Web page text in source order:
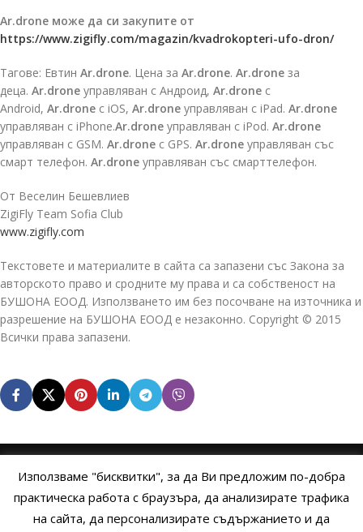
Ar.drone може да си закупите от
https://www.zigifly.com/magazin/kvadrokopteri-ufo-dron/
Тагове: Евтин Ar.drone. Цена за Ar.drone. Ar.drone за
деца. Ar.drone управляван с Андроид, Ar.drone с
Android, Ar.drone с iOS, Ar.drone управляван с iPad. Ar.drone
управляван с iPhone.Ar.drone управляван с iPod. Ar.drone
управляван с GSM. Ar.drone с GPS. Ar.drone управляван със
смарт телефон. Ar.drone управляван със смарттелефон.
От Веселин Бешевлиев
ZigiFly Team Sofia Club
www.zigifly.com
Текстовете и материалите в сайта са запазени със Закона за
авторското право и сродните му права и са собственост на
БУШОНА ЕООД. Използването им без посочване на източника и
разрешение на БУШОНА ЕООД е незаконно. Copyright © 2015
Всички права запазени.
ОБЩИ УСЛОВИЯ УСЛОВИЯ И ПРАВИЛА
ПОЛИТИКА НА БИСКВИТКИТЕПОЛИТИКА ЗА ПОВЕРИТЕЛНОСТ
Използваме "бисквитки", за да Ви предложим по-добра
практическа работа с браузъра, да анализирате трафика
на сайта, да персонализирате съдържанието и да